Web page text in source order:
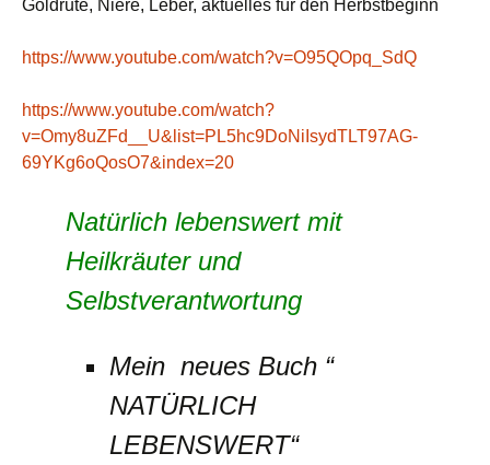
Goldrute, Niere, Leber, aktuelles für den Herbstbeginn
https://www.youtube.com/watch?v=O95QOpq_SdQ
https://www.youtube.com/watch?
v=Omy8uZFd__U&list=PL5hc9DoNiIsydTLT97AG-
69YKg6oQosO7&index=20
Natürlich lebenswert mit
Heilkräuter und
Selbstverantwortung
Mein neues Buch “
NATÜRLICH
LEBENSWERT“